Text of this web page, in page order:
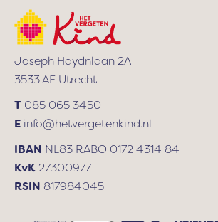
en
dat
we
zonder
dat
iemand
Joseph Haydnlaan 2A
3533 AE Utrecht
T 085 065 3450
E info@hetvergetenkind.nl
IBAN NL83 RABO 0172 4314 84
KvK 27300977
RSIN 817984045